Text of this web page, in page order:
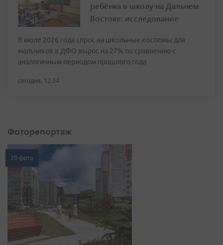
ребёнка в школу на Дальнем
Востоке: исследование
В июле 2026 года спрос на школьные костюмы для
мальчиков в ДФО вырос на 27% по сравнению с
аналогичным периодом прошлого года
сегодня, 12:34
Фоторепортаж
20 фото